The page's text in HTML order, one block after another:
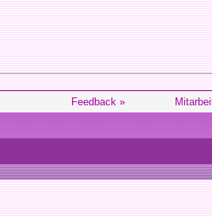
Feedback »